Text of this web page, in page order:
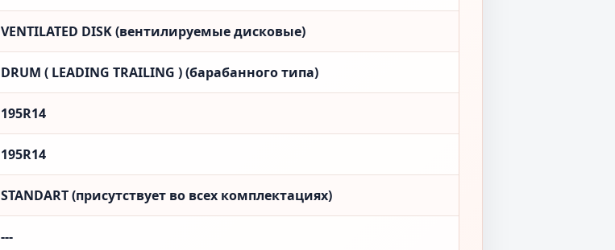
VENTILATED DISK (вентилируемые дисковые)
DRUM ( LEADING TRAILING ) (барабанного типа)
195R14
195R14
STANDART (присутствует во всех комплектациях)
---